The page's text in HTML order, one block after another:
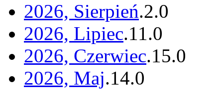
2026, Sierpień.2.0
2026, Lipiec.11.0
2026, Czerwiec.15.0
2026, Maj.14.0